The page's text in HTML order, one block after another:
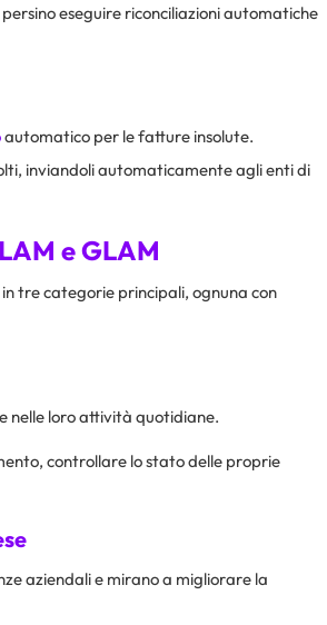
eseguire riconciliazioni automatiche
automatico per le fatture insolute.
inviandoli automaticamente agli enti di
e GLAM
tre categorie principali, ognuna con
nelle loro attività quotidiane.
controllare lo stato delle proprie
aziendali e mirano a migliorare la